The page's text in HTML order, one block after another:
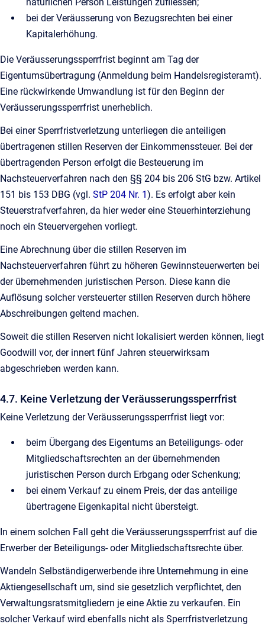
bei der Veräusserung von Bezugsrechten bei einer
Kapitalerhöhung.
Die Veräusserungssperrfrist beginnt am Tag der
Eigentumsübertragung (Anmeldung beim Handelsregisteramt).
Eine rückwirkende Umwandlung ist für den Beginn der
Veräusserungssperrfrist unerheblich.
Bei einer Sperrfristverletzung unterliegen die anteiligen
übertragenen stillen Reserven der Einkommenssteuer. Bei der
übertragenden Person erfolgt die Besteuerung im
Nachsteuerverfahren nach den §§ 204 bis 206 StG bzw. Artikel
151 bis 153 DBG (vgl. StP 204 Nr. 1). Es erfolgt aber kein
Steuerstrafverfahren, da hier weder eine Steuerhinterziehung
noch ein Steuervergehen vorliegt.
Eine Abrechnung über die stillen Reserven im
Nachsteuerverfahren führt zu höheren Gewinnsteuerwerten bei
der übernehmenden juristischen Person. Diese kann die
Auflösung solcher versteuerter stillen Reserven durch höhere
Abschreibungen geltend machen.
Soweit die stillen Reserven nicht lokalisiert werden können, liegt
Goodwill vor, der innert fünf Jahren steuerwirksam
abgeschrieben werden kann.
4.7. Keine Verletzung der Veräusserungssperrfrist
Keine Verletzung der Veräusserungssperrfrist liegt vor:
beim Übergang des Eigentums an Beteiligungs- oder
Mitgliedschaftsrechten an der übernehmenden
juristischen Person durch Erbgang oder Schenkung;
bei einem Verkauf zu einem Preis, der das anteilige
übertragene Eigenkapital nicht übersteigt.
In einem solchen Fall geht die Veräusserungssperrfrist auf die
Erwerber der Beteiligungs- oder Mitgliedschaftsrechte über.
Wandeln Selbständigerwerbende ihre Unternehmung in eine
Aktiengesellschaft um, sind sie gesetzlich verpflichtet, den
Verwaltungsratsmitgliedern je eine Aktie zu verkaufen. Ein
solcher Verkauf wird ebenfalls nicht als Sperrfristverletzung